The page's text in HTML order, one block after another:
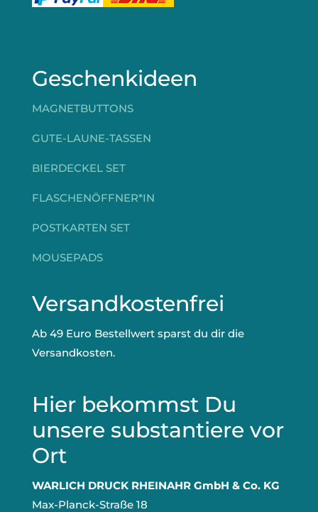
Geschenkideen
MAGNETBUTTONS
GUTE-LAUNE-TASSEN
BIERDECKEL SET
FLASCHENÖFFNER*IN
POSTKARTEN SET
MOUSEPADS
Versandkostenfrei
Ab 49 Euro Bestellwert sparst du dir die
Versandkosten.
Hier bekommst Du
unsere substantiere vor
Ort
WARLICH DRUCK RHEINAHR GmbH & Co. KG
Max-Planck-Straße 18